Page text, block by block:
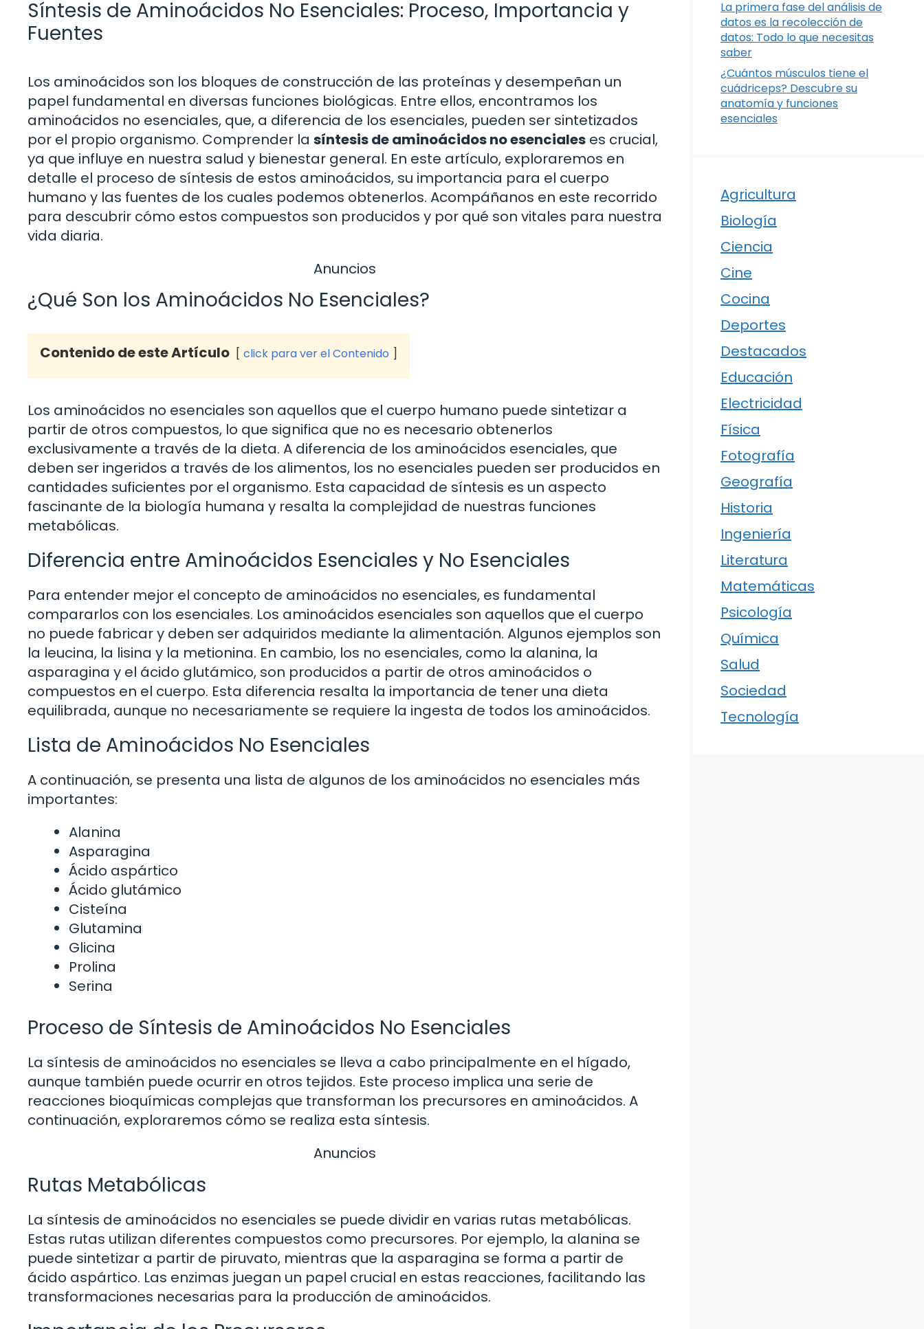
Síntesis de Aminoácidos No Esenciales: Proceso, Importancia y
Fuentes
Los aminoácidos son los bloques de construcción de las proteínas y desempeñan un
papel fundamental en diversas funciones biológicas. Entre ellos, encontramos los
aminoácidos no esenciales, que, a diferencia de los esenciales, pueden ser sintetizados
por el propio organismo. Comprender la síntesis de aminoácidos no esenciales es crucial,
ya que influye en nuestra salud y bienestar general. En este artículo, exploraremos en
detalle el proceso de síntesis de estos aminoácidos, su importancia para el cuerpo
humano y las fuentes de los cuales podemos obtenerlos. Acompáñanos en este recorrido
para descubrir cómo estos compuestos son producidos y por qué son vitales para nuestra
vida diaria.
Anuncios
¿Qué Son los Aminoácidos No Esenciales?
Contenido de este Artículo click para ver el Contenido
Los aminoácidos no esenciales son aquellos que el cuerpo humano puede sintetizar a
partir de otros compuestos, lo que significa que no es necesario obtenerlos
exclusivamente a través de la dieta. A diferencia de los aminoácidos esenciales, que
deben ser ingeridos a través de los alimentos, los no esenciales pueden ser producidos en
cantidades suficientes por el organismo. Esta capacidad de síntesis es un aspecto
fascinante de la biología humana y resalta la complejidad de nuestras funciones
metabólicas.
Diferencia entre Aminoácidos Esenciales y No Esenciales
Para entender mejor el concepto de aminoácidos no esenciales, es fundamental
compararlos con los esenciales. Los aminoácidos esenciales son aquellos que el cuerpo
no puede fabricar y deben ser adquiridos mediante la alimentación. Algunos ejemplos son
la leucina, la lisina y la metionina. En cambio, los no esenciales, como la alanina, la
asparagina y el ácido glutámico, son producidos a partir de otros aminoácidos o
compuestos en el cuerpo. Esta diferencia resalta la importancia de tener una dieta
equilibrada, aunque no necesariamente se requiere la ingesta de todos los aminoácidos.
Lista de Aminoácidos No Esenciales
A continuación, se presenta una lista de algunos de los aminoácidos no esenciales más
importantes:
Alanina
Asparagina
Ácido aspártico
Ácido glutámico
Cisteína
Glutamina
Glicina
Prolina
Serina
Proceso de Síntesis de Aminoácidos No Esenciales
La síntesis de aminoácidos no esenciales se lleva a cabo principalmente en el hígado,
aunque también puede ocurrir en otros tejidos. Este proceso implica una serie de
reacciones bioquímicas complejas que transforman los precursores en aminoácidos. A
continuación, exploraremos cómo se realiza esta síntesis.
Anuncios
Rutas Metabólicas
La síntesis de aminoácidos no esenciales se puede dividir en varias rutas metabólicas.
Estas rutas utilizan diferentes compuestos como precursores. Por ejemplo, la alanina se
puede sintetizar a partir de piruvato, mientras que la asparagina se forma a partir de
ácido aspártico. Las enzimas juegan un papel crucial en estas reacciones, facilitando las
transformaciones necesarias para la producción de aminoácidos.
La primera fase del análisis de
datos es la recolección de
datos: Todo lo que necesitas
saber
¿Cuántos músculos tiene el
cuádriceps? Descubre su
anatomía y funciones
esenciales
Agricultura
Biología
Ciencia
Cine
Cocina
Deportes
Destacados
Educación
Electricidad
Física
Fotografía
Geografía
Historia
Ingeniería
Literatura
Matemáticas
Psicología
Química
Salud
Sociedad
Tecnología